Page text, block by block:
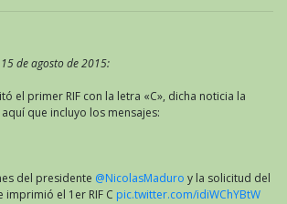
de agosto de 2015:
el primer RIF con la letra «C», dicha noticia la
aquí que incluyo los mensajes:
del presidente @NicolasMaduro y la solicitud del
el 1er RIF C pic.twitter.com/idiWChYBtW